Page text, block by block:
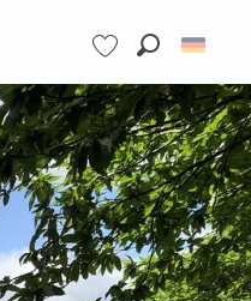
Voir les favoris